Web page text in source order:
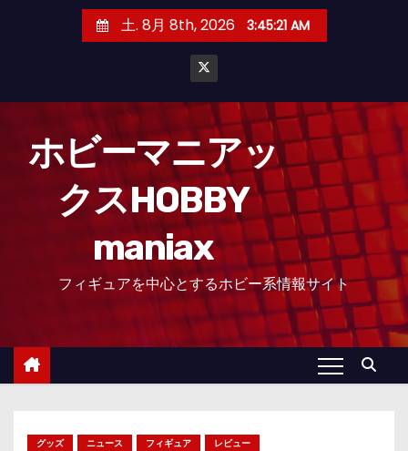
土. 8月 8th, 2026 3:45:22 AM
ホビーマニアッ
クスHOBBY
maniax
フィギュアを中心とするホビー系情報サイト
グッズ ニュース フィギュア レビュー